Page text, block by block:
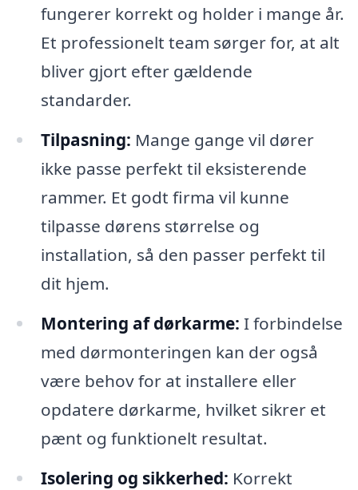
fungerer korrekt og holder i mange år.
Et professionelt team sørger for, at alt
bliver gjort efter gældende
standarder.
Tilpasning: Mange gange vil dører
ikke passe perfekt til eksisterende
rammer. Et godt firma vil kunne
tilpasse dørens størrelse og
installation, så den passer perfekt til
dit hjem.
Montering af dørkarme: I forbindelse
med dørmonteringen kan der også
være behov for at installere eller
opdatere dørkarme, hvilket sikrer et
pænt og funktionelt resultat.
Isolering og sikkerhed: Korrekt